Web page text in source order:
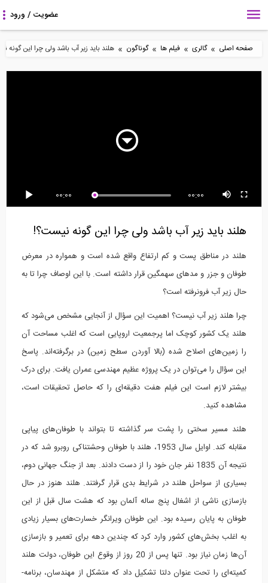
صفحه اصلی » گالری » فیلم ها » گوناگون » هلند باید زیر آب باشد ولی چرا این گونه
گام های آسان کار با
3:34
195:00
خرپا (مناسب برای...
2:31
چگونه خواهد بود؟
00:00 00:00
هلند باید زیر آب باشد ولی چرا این گونه نیست؟!
هلند در مناطق پست و کم ارتفاع واقع شده است و همواره در معرض
طوفان و جزر و مدهای سهمگین قرار داشته است. با این اوصاف چرا تا به
حال زیر آب فرونرفته است؟
چرا هلند زیر آب نیست؟ اهمیت این سؤال از آنجایی مشخص می‌شود که
هلند یک کشور کوچک اما پرجمعیت اروپایی است که اغلب مساحت آن
را زمین‌های اصلاح شده (بالا آوردن سطح زمین) در برگرفته‌اند. پاسخ
این سؤال را می‌توان در یک پروژه عظیم مهندسی عمران یافت. برای درک
بیشتر لازم است این فیلم هفت دقیقه‌ای را که حاصل تحقیقات است،
مشاهده کنید.
هلند مسیر سختی را پشت سر گذاشته تا بتواند با طوفان‌های پیاپی
مقابله کند. اوایل سال 1953، هلند با طوفان وحشتناکی روبرو شد که در
نتیجه آن 1835 نفر جان خود را از دست دادند. بعد از جنگ جهانی دوم،
بسیاری از سواحل هلند در شرایط بدی قرار گرفتند. هلند هنوز در حال
بازسازی ناشی از اشغال پنج ساله آلمان بود که هشت سال قبل از این
طوفان به پایان رسیده بود. این طوفان ویرانگر خسارت‌های بسیار زیادی
به اغلب بخش‌های کشور وارد کرد که چندین دهه برای تعمیر و بازسازی
آن‌ها زمان نیاز بود. تنها پس از 20 روز از وقوع این طوفان، دولت هلند